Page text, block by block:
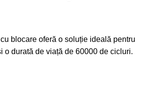
blocare oferă o soluție ideală pentru
o durată de viață de 60000 de cicluri.